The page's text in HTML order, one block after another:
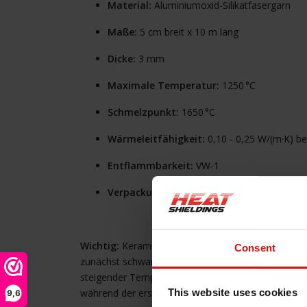
Consent
This website uses cookies
9,6
Material: Aluminiumoxid-Silikatfasergarn
Maße: 5 cm breit x 10 m lang
Dicke: 3 mm
Maximale Temperatur: 1250 °C
Schmelzpunkt: 1650 °C
Wärmeleitfähigkeit: 0,10 - 0,25 W/(m·K)
Entflammbarkeit: VW-1
Verpackung: 1 Rolle (5 cm x 10 m)
Wichtig: Keramikfasern enthalten etwa 15 %
zunächst schwarz verfärben und Rauch abgeben.
steigender Temperatur wird das Produkt wieder
während der ersten Nutzung unbedingt erforderlich.